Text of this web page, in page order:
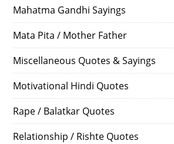
Mahatma Gandhi Sayings
Mata Pita / Mother Father
Miscellaneous Quotes & Sayings
Motivational Hindi Quotes
Rape / Balatkar Quotes
Relationship / Rishte Quotes